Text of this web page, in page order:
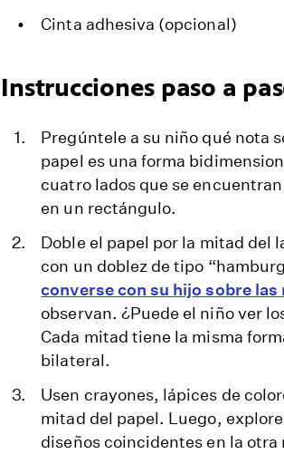
Cinta adhesiva (opcional)
Instrucciones paso a
Pregúntele a su niño qué nota
papel es una forma
cuatro lados que se
en un rectángulo.
Doble el papel por la mitad del
con un doblez de tipo
converse con su hijo sobre
observan. ¿Puede el niño ver
Cada mitad tiene la misma
bilateral.
Usen crayones, lápices de
mitad del papel. Luego,
diseños coincidentes en la